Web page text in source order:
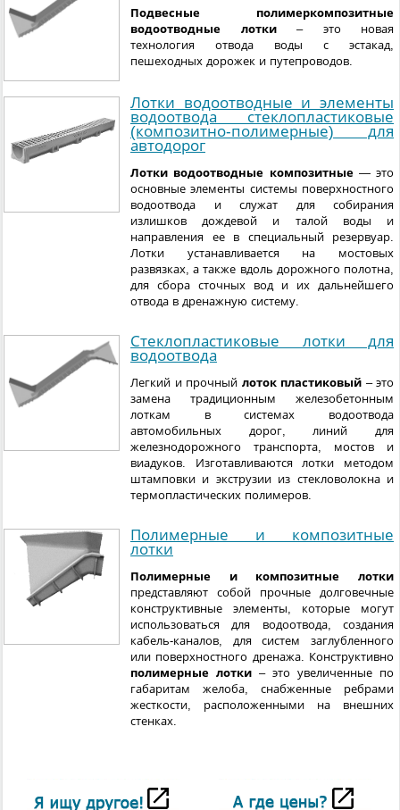
Подвесные полимеркомпозитные
водоотводные лотки– это новая
технология отвода воды с эстакад,
пешеходных дорожек и путепроводов.
Лотки водоотводные и элементы
водоотвода стеклопластиковые
(композитно-полимерные) для
автодорог
Лотки водоотводные композитные— это
основные элементы системы поверхностного
водоотвода и служат для собирания
излишков дождевой и талой воды и
направления ее в специальный резервуар.
Лотки устанавливается на мостовых
развязках, а также вдоль дорожного полотна,
для сбора сточных вод и их дальнейшего
отвода в дренажную систему.
Стеклопластиковые лотки для
водоотвода
Легкий и прочный лоток пластиковый – это
замена традиционным железобетонным
лоткам в системах водоотвода
автомобильных дорог, линий для
железнодорожного транспорта, мостов и
виадуков. Изготавливаются лотки методом
штамповки и экструзии из стекловолокна и
термопластических полимеров.
Полимерные и композитные
лотки
Полимерные и композитные лотки
представляют собой прочные долговечные
конструктивные элементы, которые могут
использоваться для водоотвода, создания
кабель-каналов, для систем заглубленного
или поверхностного дренажа. Конструктивно
полимерные лотки – это увеличенные по
габаритам желоба, снабженные ребрами
жесткости, расположенными на внешних
стенках.